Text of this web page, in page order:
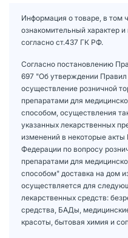
Информация о товаре, в том
ознакомительный характер
согласно ст.437 ГК РФ.
Согласно постановлению
697 "Об утверждении
осуществление розничной
препаратами для
способом, осуществления
указанных лекарственных
изменений в некоторые
Федерации по вопросу
препаратами для
способом" доставка на дом
осуществляется для
лекарственных средств:
средства, БАДы,
красоты, бытовая химия и